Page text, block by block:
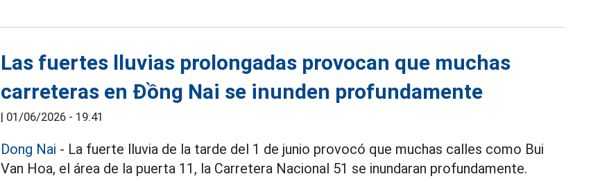
Las fuertes lluvias prolongadas provocan que muchas
carreteras en Đồng Nai se inunden profundamente
| 01/06/2026 - 19:41
Dong Nai - La fuerte lluvia de la tarde del 1 de junio provocó que muchas calles como Bui
Van Hoa, el área de la puerta 11, la Carretera Nacional 51 se inundaran profundamente.